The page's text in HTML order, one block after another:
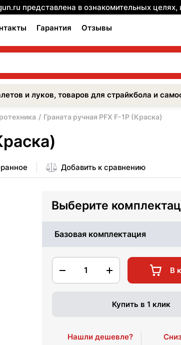
представлена в ознакомительных
Гарантия Отзывы
и луков, товаров для страйкбола и
Граната ручная PFX F-1P (Краска)
Добавить к сравнению
Выберите
Базовая комплектация
1 В
Купить в 1 клик
Нашли дешевле?